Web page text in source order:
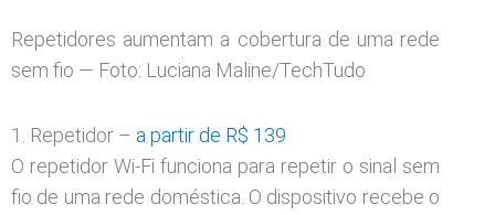
Repetidores aumentam a cobertura de uma rede
sem fio — Foto: Luciana Maline/TechTudo
1. Repetidor – a partir de R$ 139
O repetidor Wi-Fi funciona para repetir o sinal sem
fio de uma rede doméstica. O dispositivo recebe o